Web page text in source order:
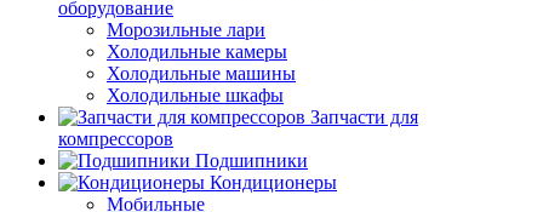
оборудование
Морозильные лари
Холодильные камеры
Холодильные машины
Холодильные шкафы
Запчасти для
компрессоров
Подшипники
Кондиционеры
Мобильные